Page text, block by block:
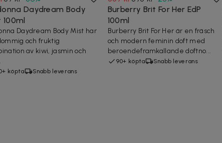
Daydream Body
Daydream Body Mist har
och fruktig
av kiwi, jasmin och
köpta Snabb leverans
Burberry Brit For Her EdP
100ml
Burberry Brit For Her är en fräsch
och modern feminin doft med
beroendeframkallande doftno...
90+ köpta Snabb leverans